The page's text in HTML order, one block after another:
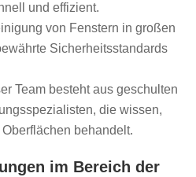
und effizient.
von Fenstern in großen
Sicherheitsstandards
Team besteht aus geschulten
die wissen,
behandelt.
im Bereich der